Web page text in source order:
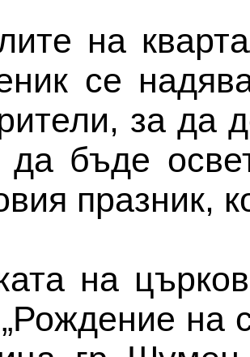
на
се
за да
бъде
празник,
на
на